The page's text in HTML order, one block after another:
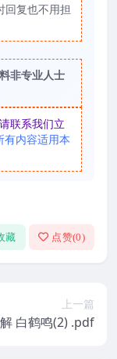
回复也不用担
非专业人士
联系我们立
有内容适用本
藏 点赞(0)
上一篇
玄机赋飞星赋精解 白鹤鸣(2) .pdf